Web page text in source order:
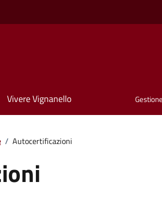
Vivere Vignanello
/ Autocertificazioni